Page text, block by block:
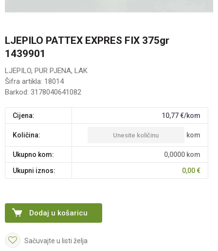
LJEPILO PATTEX EXPRES FIX 375gr
1439901
LJEPILO, PUR PJENA, LAK
Šifra artikla: 18014
Barkod: 3178040641082
Cijena: 10,77€/kom
Količina: kom
Ukupno kom: 0,0000 kom
Ukupni iznos: 0,00€
Dodaj u košaricu
Sačuvajte u listi želja